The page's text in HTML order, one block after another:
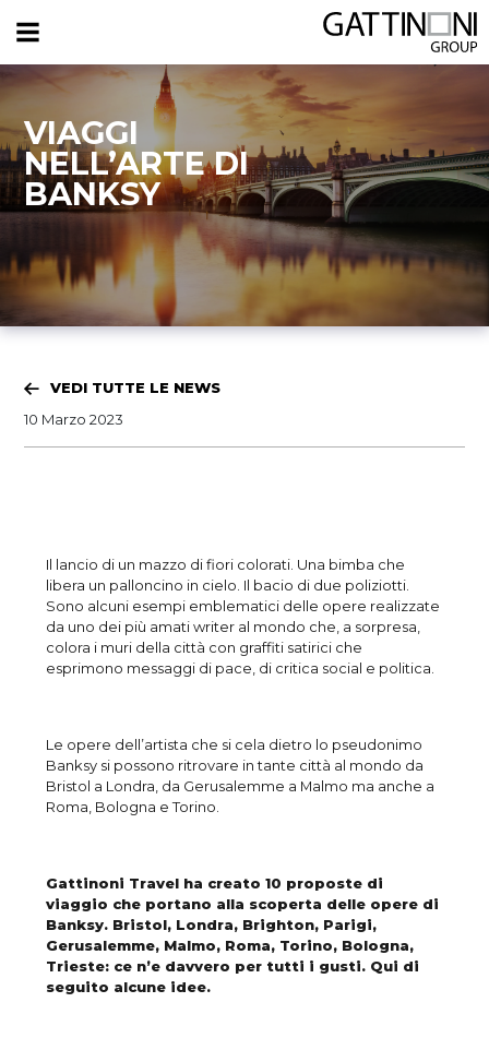
VIAGGI
NELL’ARTE DI
BANKSY
VEDI TUTTE LE NEWS
10 Marzo 2023
Il lancio di un mazzo di fiori colorati. Una bimba che
libera un palloncino in cielo. Il bacio di due poliziotti.
Sono alcuni esempi emblematici delle opere realizzate
da uno dei più amati writer al mondo che, a sorpresa,
colora i muri della città con graffiti satirici che
esprimono messaggi di pace, di critica social e politica.
Le opere dell’artista che si cela dietro lo pseudonimo
Banksy si possono ritrovare in tante città al mondo da
Bristol a Londra, da Gerusalemme a Malmo ma anche a
Roma, Bologna e Torino.
Gattinoni Travel ha creato 10 proposte di
viaggio che portano alla scoperta delle opere di
Banksy. Bristol, Londra, Brighton, Parigi,
Gerusalemme, Malmo, Roma, Torino, Bologna,
Trieste: ce n’e davvero per tutti i gusti. Qui di
seguito alcune idee.